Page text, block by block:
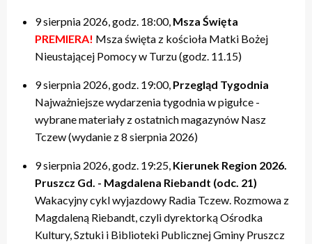
9 sierpnia 2026, godz. 18:00, Msza Święta
PREMIERA! Msza święta z kościoła Matki Bożej
Nieustającej Pomocy w Turzu (godz. 11.15)
9 sierpnia 2026, godz. 19:00, Przegląd Tygodnia
Najważniejsze wydarzenia tygodnia w pigułce -
wybrane materiały z ostatnich magazynów Nasz
Tczew (wydanie z 8 sierpnia 2026)
9 sierpnia 2026, godz. 19:25, Kierunek Region 2026.
Pruszcz Gd. - Magdalena Riebandt (odc. 21)
Wakacyjny cykl wyjazdowy Radia Tczew. Rozmowa z
Magdaleną Riebandt, czyli dyrektorką Ośrodka
Kultury, Sztuki i Biblioteki Publicznej Gminy Pruszcz